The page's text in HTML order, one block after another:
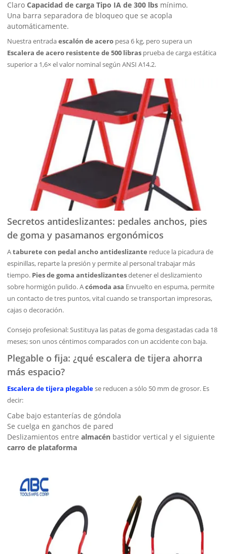
ClaroCapacidad de carga Tipo IA de 300 lbs mínimo.
Una barra separadora de bloqueo que se acopla
automáticamente.
Nuestra entradaescalón de acero pesa 6 kg, pero supera un
Escalera de acero resistente de 500 libras prueba de carga estática
superior a 1,6× el valor nominal según ANSI A14.2.
Secretos antideslizantes: pedales anchos, pies
de goma y pasamanos ergonómicos
Ataburete con pedal ancho antideslizante reduce la picadura de
espinillas, reparte la presión y permite al personal trabajar más
tiempo. Pies de goma antideslizantesdetener el deslizamiento
sobre hormigón pulido. Acómoda asa Envuelto en espuma, permite
un contacto de tres puntos, vital cuando se transportan impresoras,
cajas o decoración.
Consejo profesional: Sustituya las patas de goma desgastadas cada 18
meses; son unos céntimos comparados con un accidente con baja.
Plegable o fija: ¿qué escalera de tijera ahorra
más espacio?
Escalera de tijera plegablese reducen a sólo 50 mm de grosor. Es
decir:
Cabe bajo estanterías de góndola
Se cuelga en ganchos de pared
Deslizamientos entrealmacén bastidor vertical y el siguiente
carro de plataforma